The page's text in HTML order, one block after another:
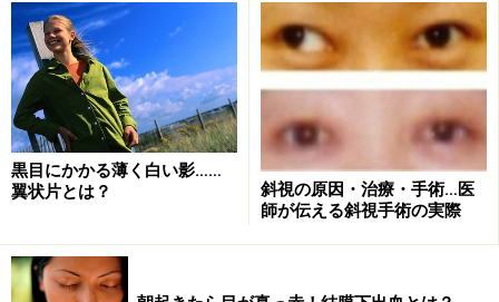
が、絶対ということはないです」
「もしレーザーの範囲を超えて剥離が拡がったら、どう
するのですか？」
「その時は、レーザーでは止めきれないことがはっきり
したわけですから、手術しないとしょうがないですね」
「先生、レーザーで大丈夫か最初から手術が必要かはど
うやって決めているのですか？」
ひらと揺れているような場合は、その揺れる力で網膜が
強くはがされるのでレーザーではだめですね。そうでな
黒目にかかる薄く白い影……
翼状片とは？
斜視の原因・治療・手術…医
師が伝える斜視手術の実際